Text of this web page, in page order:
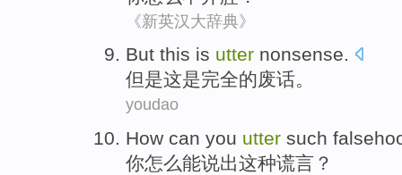
《新英汉大辞典》
But this is utter nonsense.
但是这是完全的废话。
youdao
How can you utter such
你怎么能说出这种谎言 ？